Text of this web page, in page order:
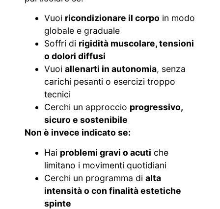
Vuoi ricondizionare il corpo in modo
globale e graduale
Soffri di rigidità muscolare, tensioni
o dolori diffusi
Vuoi allenarti in autonomia, senza
carichi pesanti o esercizi troppo
tecnici
Cerchi un approccio progressivo,
sicuro e sostenibile
Non è invece indicato se:
Hai problemi gravi o acuti che
limitano i movimenti quotidiani
Cerchi un programma di alta
intensità o con finalità estetiche
spinte